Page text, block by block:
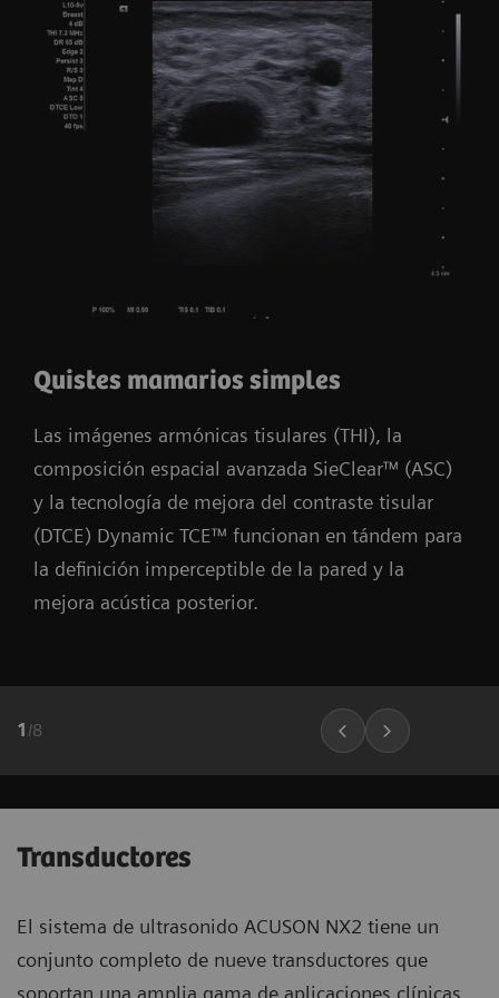
Quistes mamarios simples
Las imágenes armónicas tisulares (THI), la
composición espacial avanzada SieClear™ (ASC)
y la tecnología de mejora del contraste tisular
(DTCE) Dynamic TCE™ funcionan en tándem para
la definición imperceptible de la pared y la
mejora acústica posterior.
1 /8
Transductores
El sistema de ultrasonido ACUSON NX2 tiene un
conjunto completo de nueve transductores que
soportan una amplia gama de aplicaciones clínicas.